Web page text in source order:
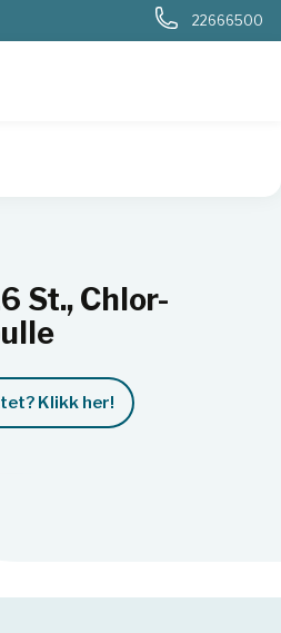
22666500
St., Chlor-
Klikk her!